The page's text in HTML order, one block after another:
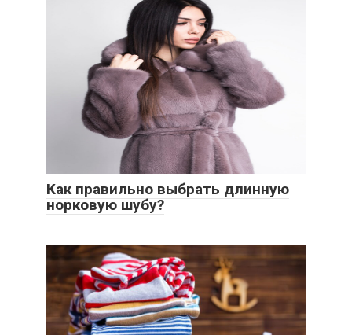
Как правильно выбрать длинную
норковую шубу?